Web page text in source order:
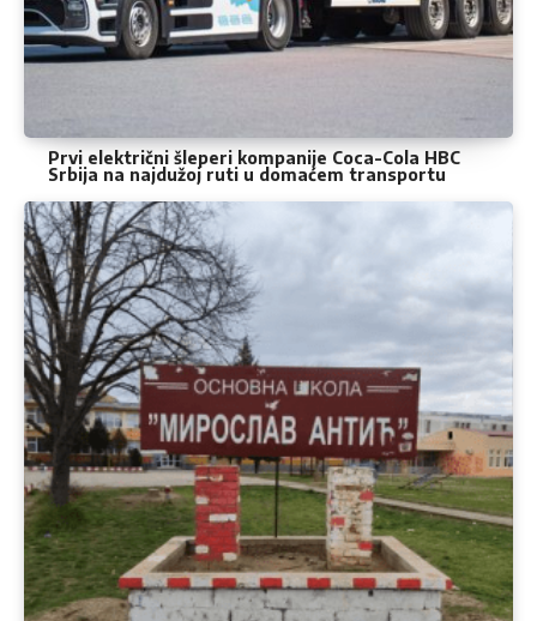
Prvi električni šleperi kompanije Coca-Cola HBC
Srbija na najdužoj ruti u domaćem transportu